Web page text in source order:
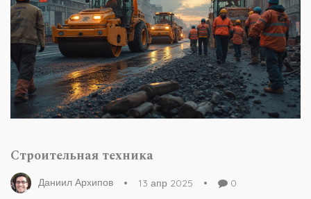
Строительная техника
Даниил Архипов 13 апр 2025 0